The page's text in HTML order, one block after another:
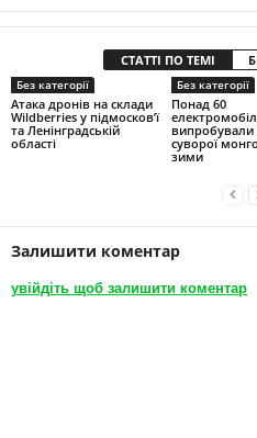
СТАТТІ ПО ТЕМІ
Без категорії
Атака дронів на склади
Wildberries у підмосков’ї
та Ленінградській
області
Без категорії
Понад 60
суворої
зими
Залишити коментар
увійдіть щоб залишити коментар